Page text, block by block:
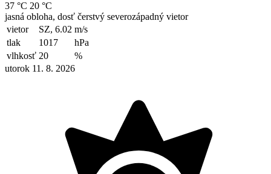
37 °C 20 °C
jasná obloha, dosť čerstvý severozápadný vietor
vietor
SZ, 6.02 m/s
tlak
1017
hPa
vlhkosť 20
%
utorok 11. 8. 2026